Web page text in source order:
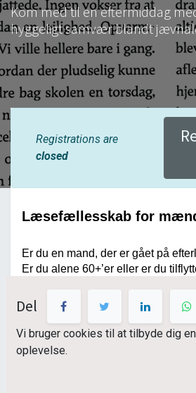
Kom med til en eftermiddag
hyggeligt samvær blandt
Registrations are
closed
Læsefællesskab for
Er du en mand, der er gået på
Er du alene 60+’er eller er du
samvær?
Så har KulturHub Odder et unikt
Del
Vi bruger cookies til at tilbyde dig
oplevelse.